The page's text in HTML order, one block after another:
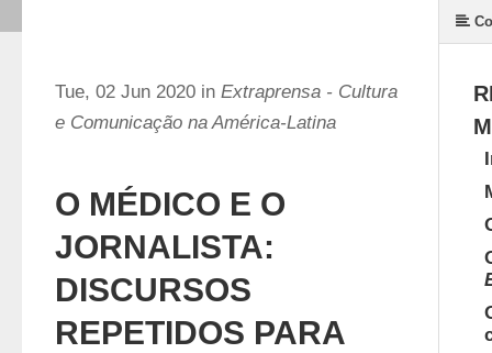
Tue, 02 Jun 2020 in Extraprensa - Cultura
e Comunicação na América-Latina
O MÉDICO E O
JORNALISTA:
DISCURSOS
REPETIDOS PARA